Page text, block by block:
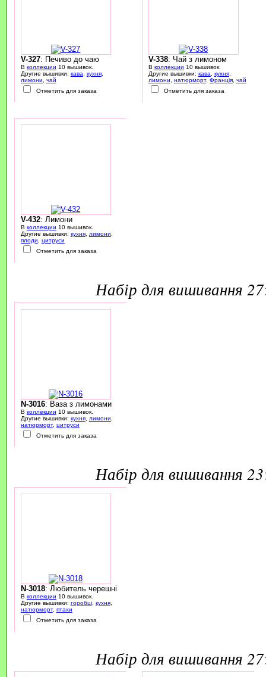
V-327: Печиво до чаю
В коллекции 10 вышивок.
Другие вышивки: кава кухня,
лимони
чай
Отметить для заказа
V-338: Чай з лимоном
В коллекции 10 вышивок.
Другие вышивки: кава кухня,
лимони
натюрморт, Франція, чай
Отметить для заказа
V-432: Лимони
В коллекции 10 вышивок.
Другие вышивки: кухня, лимони
плоди
цитруси
Отметить для заказа
набір для вишивання
N-3016: Ваза з лимонами
В коллекции 10 вышивок.
Другие вышивки: кухня, лимони
натюрморт, цитруси
Отметить для заказа
набір для вишивання
N-3018: Любитель черешні
В коллекции 10 вышивок.
Другие вышивки: горобці, кухня,
натюрморт, птахи
Отметить для заказа
набір для вишивання